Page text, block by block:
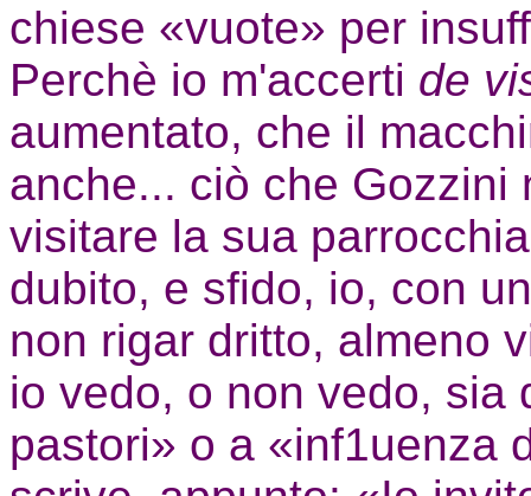
chiese «vuote» per
Perchè io m'accerti de
aumentato, che il
anche... ciò che Gozzini
visitare la sua
dubito, e sfido, io, con
non rigar dritto, almeno
io vedo, o non vedo, sia
pastori» o a «inf1uenza